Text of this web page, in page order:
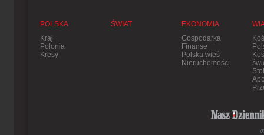
POLSKA
Kraj
Polonia
Kresy
ŚWIAT
EKONOMIA
Gospodarka
Finanse
Polska wieś
Nieruchomości